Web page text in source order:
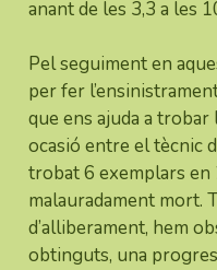
anant de les 3,3 a les
Pel seguiment en
per fer
que ens ajuda a
ocasió entre el tècnic
trobat 6 exemplars en
malauradament mort.
d’alliberament, hem
obtinguts, una